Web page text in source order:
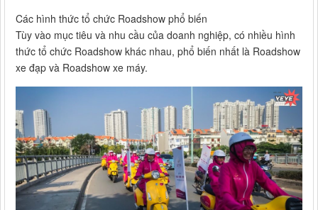
Các hình thức tổ chức Roadshow phổ biến
Tùy vào mục tiêu và nhu cầu của doanh nghiệp, có nhiều hình
thức tổ chức Roadshow khác nhau, phổ biến nhất là Roadshow
xe đạp và Roadshow xe máy.